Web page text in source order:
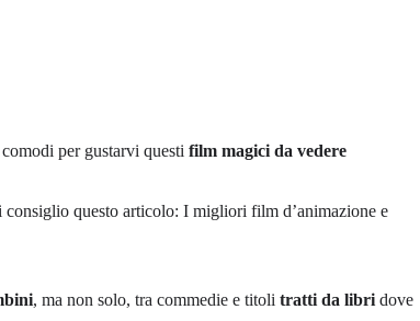
per gustarvi questi film magici da vedere
questo articolo: I migliori film d’animazione e
, ma non solo, tra commedie e titoli tratti da libri dove